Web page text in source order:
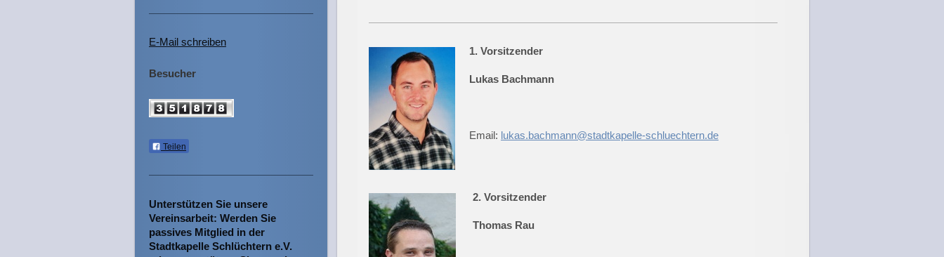
1. Vorsitzender
Lukas Bachmann
Email: lukas.bachmann@stadtkapelle-schluechtern.de
2. Vorsitzender
Thomas Rau
E-Mail schreiben
Besucher
Teilen
Unterstützen Sie unsere
Vereinsarbeit: Werden Sie
passives Mitglied in der
Stadtkapelle Schlüchtern e.V.